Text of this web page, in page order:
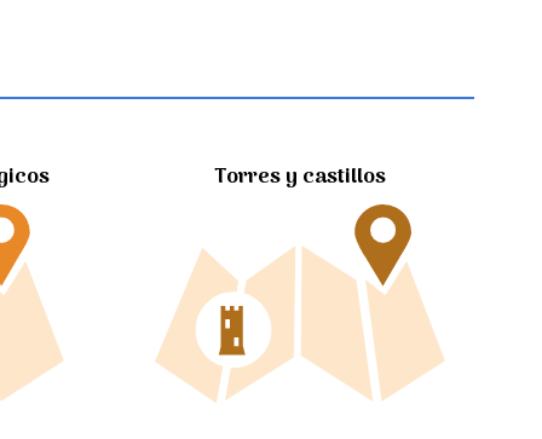
Torres y castillos